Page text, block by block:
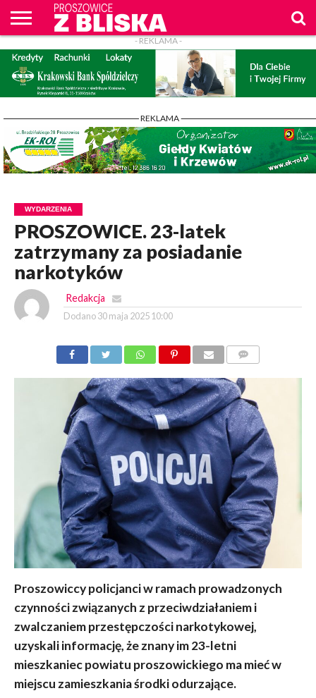
O
NAS
WIADOMOŚCI
ZAPYTAM
WPROST
CENNIK
REKLAM
PROSZOWICE
Z BLISKA
KONTAKT
- REKLAMA -
- REKLAMA -
WYDARZENIA
PROSZOWICE. 23-latek
zatrzymany za posiadanie
narkotyków
Redakcja
Dodano 30 maja 2025 10:00
Proszowiccy policjanci w ramach prowadzonych
czynności związanych z przeciwdziałaniem i
zwalczaniem przestępczości narkotykowej,
uzyskali informację, że znany im 23-letni
mieszkaniec powiatu proszowickiego ma mieć w
miejscu zamieszkania środki odurzające.